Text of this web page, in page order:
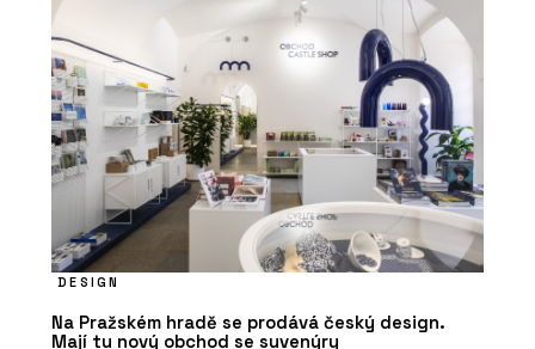
DESIGN
Na Pražském hradě se prodává český design.
Mají tu nový obchod se suvenýry